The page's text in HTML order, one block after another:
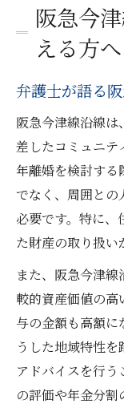
阪急今
える方へ
弁護士が語る
阪急今津線沿線
差したコミュニテ
年離婚を検討する
でなく、周囲との
必要です。特に、
た財産の取り扱い
また、阪急今津
較的資産価値の
与の金額も高額に
うした地域特性
アドバイスを行
の評価や年金分